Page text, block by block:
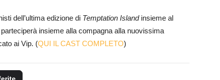
dell’ultima edizione di Temptation Islandinsieme al
insieme alla compagna alla nuovissima
ai Vip. (QUI IL CAST COMPLETO)